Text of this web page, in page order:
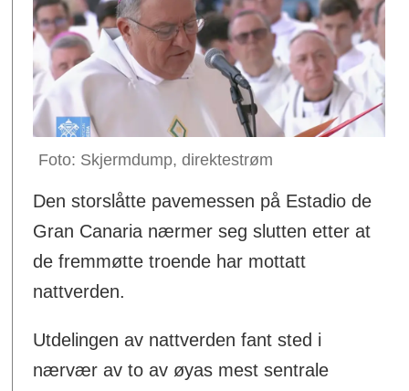
Skjermdump, direktestrøm
Den storslåtte pavemessen på Estadio de
Gran Canaria nærmer seg slutten etter at
de fremmøtte troende har mottatt
nattverden.
Utdelingen av nattverden fant sted i
nærvær av to av øyas mest sentrale